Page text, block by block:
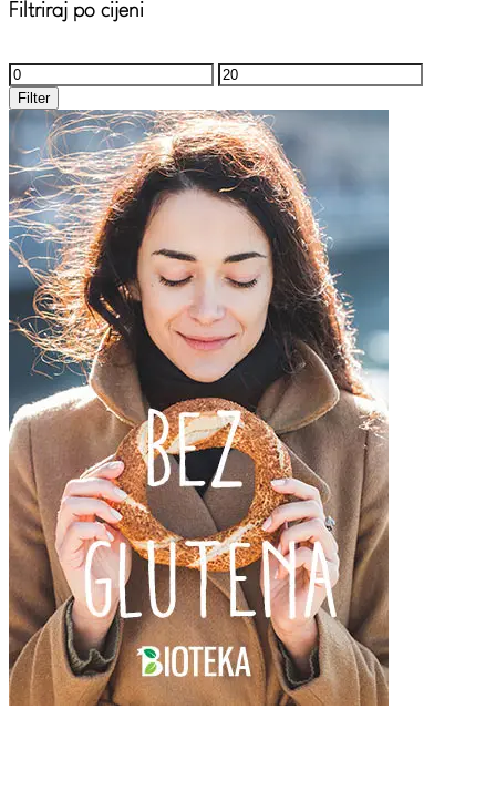
Filtriraj po cijeni
Minimalna
cijena
Maksimalna
cijena
Filter